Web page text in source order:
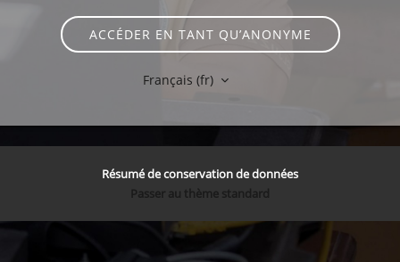
ACCÉDER EN TANT QU’ANONYME
Français ‎(fr)‎
Résumé de conservation de données
Passer au thème standard